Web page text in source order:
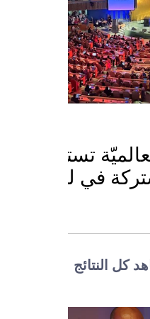
تستكشف
في لجنة
كل النتائج